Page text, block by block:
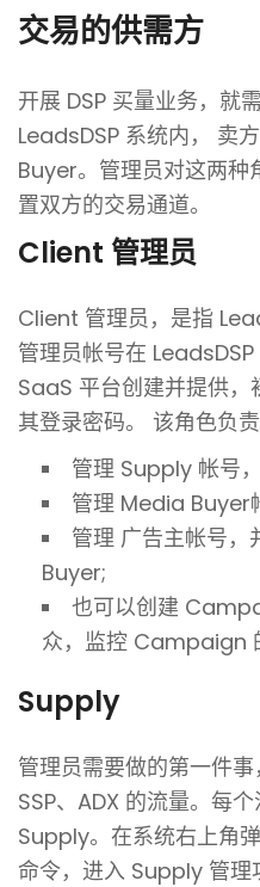
交易的供需方
开展 DSP 买量业务，就
LeadsDSP 系统内， 卖
Buyer。管理员对这两种
置双方的交易通道。
Client 管理员
Client 管理员，是指
管理员帐号在
SaaS 平台创建并提供，
其登录密码。
该角色负
管理 Supply 帐号
管理 Media Buyer
管理 广告主帐号
Buyer;
也可以创建
众，监控 Campaign
Supply
管理员需要做的第一件
SSP、ADX 的流量。每
Supply。在系统右上角
命令，进入 Supply 管理